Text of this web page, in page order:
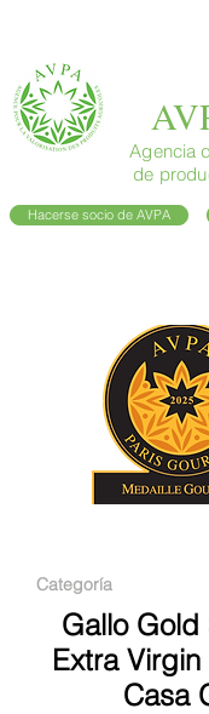
Agencia
de
Hacerse socio de AVPA
Categoría
Gallo Gold
Extra
Casa